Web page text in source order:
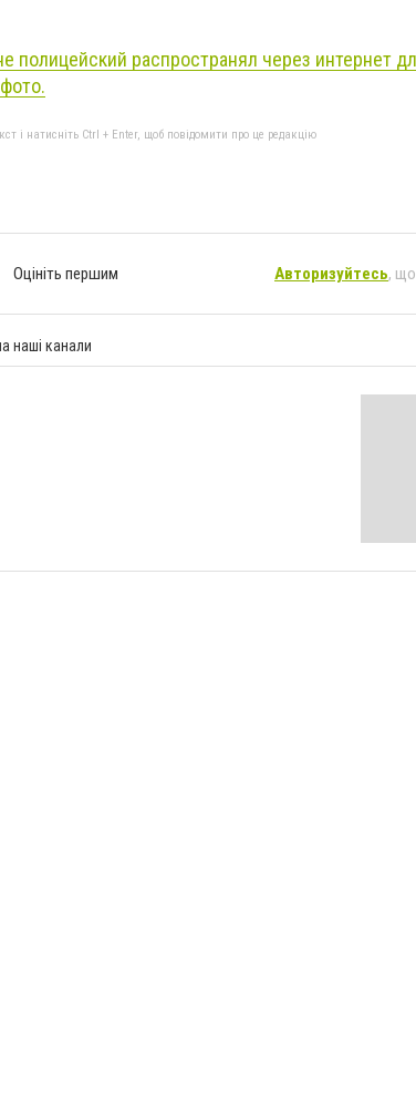
полицейский распространял через интернет
і натисніть Ctrl + Enter, щоб повідомити про це редакцію
Оцініть першим Авторизуйтесь,
наші канали